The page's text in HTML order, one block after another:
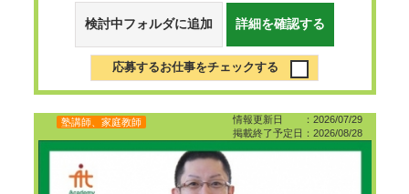
検討中フォルダに追加 詳細を確認する
応募するお仕事をチェックする
情報更新日 ：2026/07/29
掲載終了予定日：2026/08/28
塾講師、家庭教師